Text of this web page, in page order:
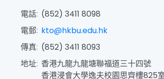
電話: (852) 3411 8098
電郵: kto@hkbu.edu.hk
傳真: (852) 3411 8093
地址: 香港九龍九龍塘聯福道三十四號
香港浸會大學逸夫校園思齊樓825